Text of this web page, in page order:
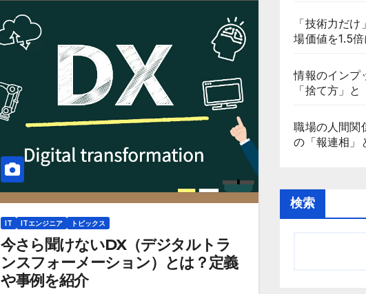
IT ITエンジニア トピックス
今さら聞けないDX（デジタルトラ
ンスフォーメーション）とは？定義
や事例を紹介
「技術力だ
場価値を1.5
情報のインプ
「捨て方」と
職場の人間関
の「報連相」
検索